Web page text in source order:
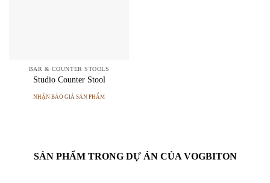
BAR & COUNTER STOOLS
Studio Counter Stool
NHẬN BÁO GIÁ SẢN PHẨM
SẢN PHẨM TRONG DỰ ÁN CỦA VOGBITON